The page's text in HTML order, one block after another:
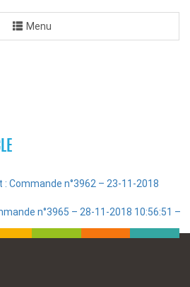
Menu
: Commande n°3962 – 23-11-2018
n°3965 – 28-11-2018 10:56:51 –